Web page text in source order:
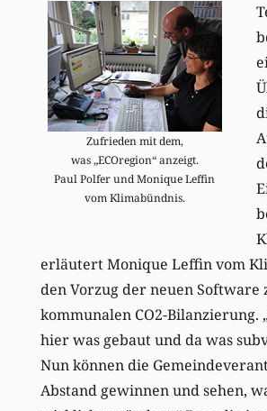
Zufrieden mit dem,
was „ECOregion“ anzeigt.
Paul Polfer und Monique Leffin
vom Klimabündnis.
erläutert Monique Leffin vom
den Vorzug der neuen Software
kommunalen CO2-Bilanzierung.
hier was gebaut und da was
Nun können die
Abstand gewinnen und sehen,